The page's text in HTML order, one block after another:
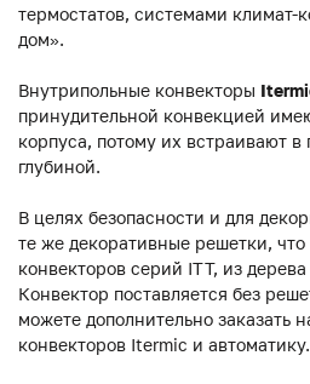
термостатов, системами климат-
дом».
Внутрипольные конвекторы
принудительной конвекцией
корпуса, потому их встраивают в
глубиной.
В целях безопасности и для
те же декоративные решетки,
конвекторов серий ITT, из
Конвектор поставляется без
можете дополнительно заказать
конвекторов Itermic и автоматику.